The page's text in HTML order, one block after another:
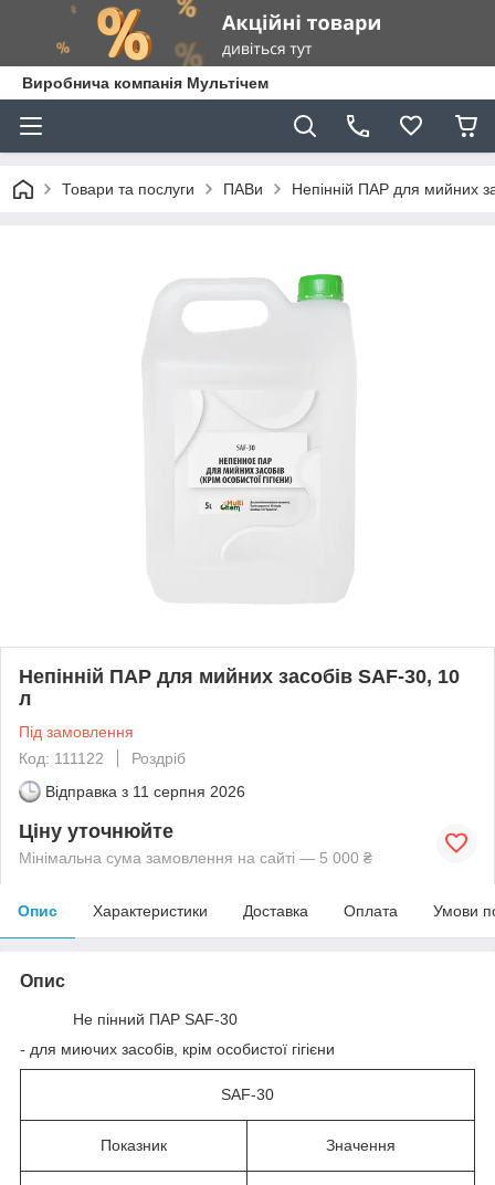
Виробнича компанія Мультічем
Товари та послуги ПАВи Непінній ПАР для мийних
Непінній ПАР для мийних засобів SAF-30, 10
л
Під замовлення
Код: 111122
Роздріб
Відправка з 11 серпня 2026
Ціну уточнюйте
Мінімальна сума замовлення на сайті — 5 000 ₴
Опис Характеристики Доставка Оплата Умови
Опис
Не пінний ПАР SAF-30
- для миючих засобів, крім особистої гігієни
SAF-30
Показник Значення